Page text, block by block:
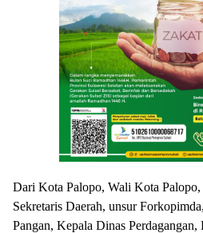
Dari Kota Palopo, Wali Kota
Sekretaris Daerah, unsur
Pangan, Kepala Dinas